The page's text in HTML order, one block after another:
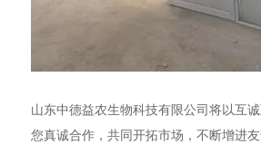
山东中德益农生物科技有限公司将以互
您真诚合作，共同开拓市场，不断增进